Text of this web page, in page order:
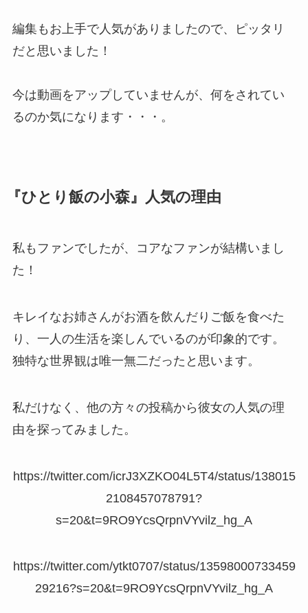
編集もお上手で人気がありましたので、ピッタリ
だと思いました！
今は動画をアップしていませんが、何をされてい
るのか気になります・・・。
『ひとり飯の小森』人気の理由
私もファンでしたが、コアなファンが結構いまし
た！
キレイなお姉さんがお酒を飲んだりご飯を食べた
り、一人の生活を楽しんでいるのが印象的です。
独特な世界観は唯一無二だったと思います。
私だけなく、他の方々の投稿から彼女の人気の理
由を探ってみました。
https://twitter.com/icrJ3XZKO04L5T4/status/138015
2108457078791?
s=20&t=9RO9YcsQrpnVYvilz_hg_A
https://twitter.com/ytkt0707/status/13598000733459
29216?s=20&t=9RO9YcsQrpnVYvilz_hg_A